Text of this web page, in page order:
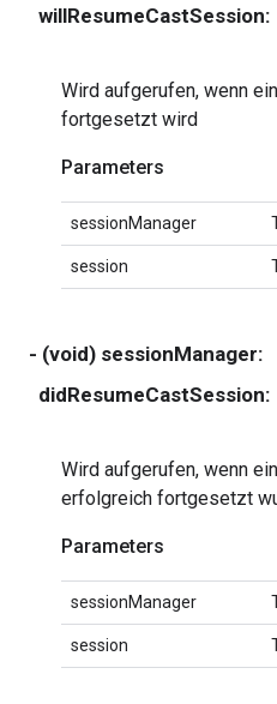
willResumeCastSession:
Wird aufgerufen, wenn
fortgesetzt wird
Parameters
sessionManager
session
- (void) sessionManager:
didResumeCastSession:
Wird aufgerufen, wenn
erfolgreich fortgesetzt
Parameters
sessionManager
session